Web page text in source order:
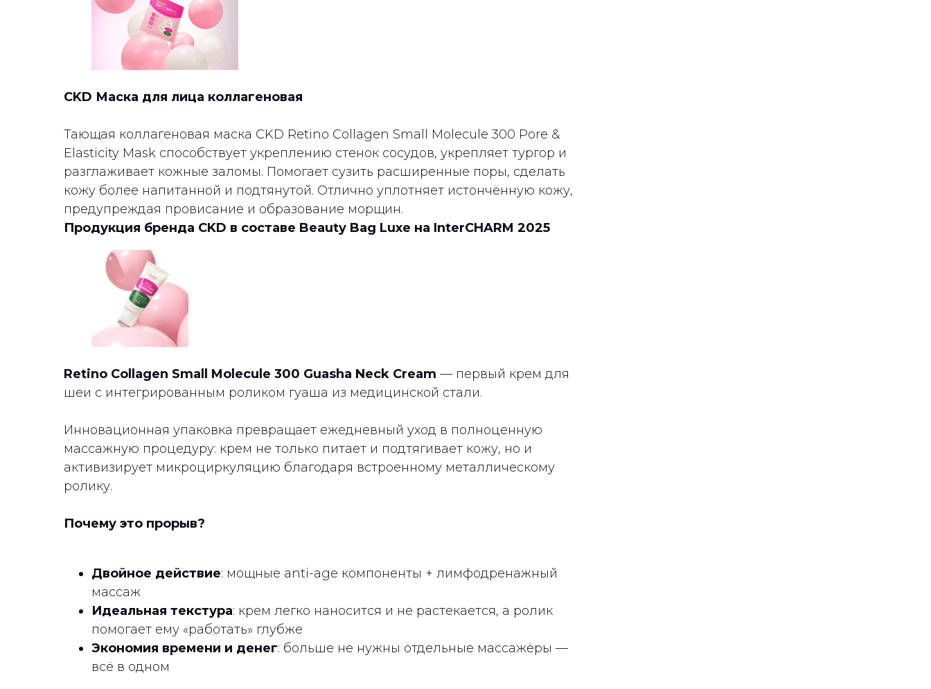
CKD Маска для лица коллагеновая
Тающая коллагеновая маска CKD Retino Collagen Small Molecule 300 Pore &
Elasticity Mask способствует укреплению стенок сосудов, укрепляет тургор и
разглаживает кожные заломы. Помогает сузить расширенные поры, сделать
кожу более напитанной и подтянутой. Отлично уплотняет истончённую кожу,
предупреждая провисание и образование морщин.
Продукция бренда CKD в составе Beauty Bag Luxe на InterCHARM 2025
Retino Collagen Small Molecule 300 Guasha Neck Cream — первый крем для
шеи с интегрированным роликом гуаша из медицинской стали.
Инновационная упаковка превращает ежедневный уход в полноценную
массажную процедуру: крем не только питает и подтягивает кожу, но и
активизирует микроциркуляцию благодаря встроенному металлическому
ролику.
Почему это прорыв?
Двойное действие: мощные anti-age компоненты + лимфодренажный
массаж
Идеальная текстура: крем легко наносится и не растекается, а ролик
помогает ему «работать» глубже
Экономия времени и денег: больше не нужны отдельные массажёры —
всё в одном